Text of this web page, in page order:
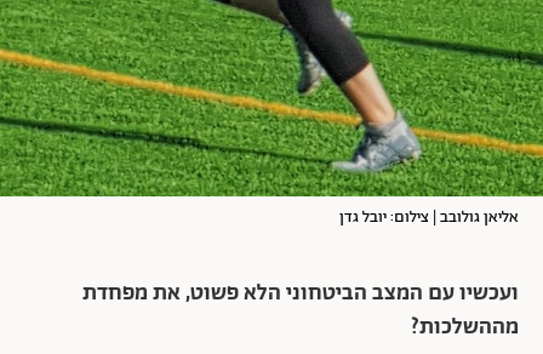
אליאן גולובב | צילום: יובל גדן
ועכשיו עם המצב הביטחוני הלא פשוט, את מפחדת
מההשלכות?